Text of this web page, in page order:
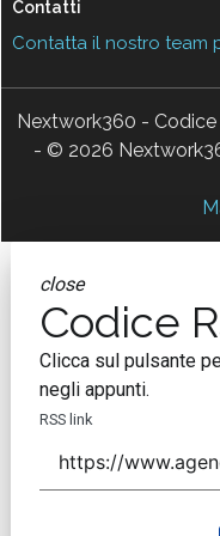
Contatti
Contatta il nostro team
Nextwork360 -
- © 2026
close
Codice
Clicca sul pulsante
negli appunti.
RSS link